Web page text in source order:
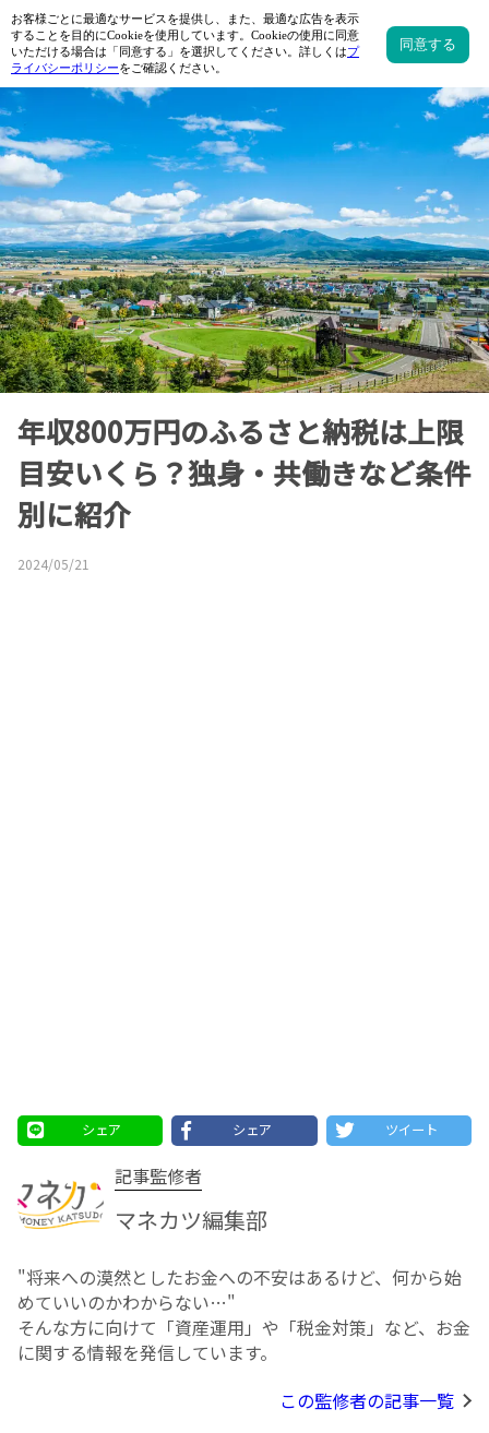
年収800万円のふるさと納税は上限
目安いくら？独身・共働きなど条件
別に紹介
2024/05/21
シェア シェア ツイート
記事監修者
マネカツ編集部
"将来への漠然としたお⾦への不安はあるけど、何から始
めていいのかわからない…"
そんな方に向けて「資産運用」や「税金対策」など、お金
に関する情報を発信しています。
この監修者の記事一覧